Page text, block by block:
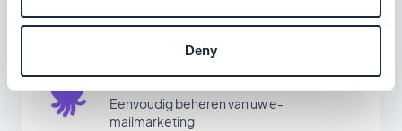
Deny
EmailOctopus
Eenvoudig beheren van uw e-
mailmarketing